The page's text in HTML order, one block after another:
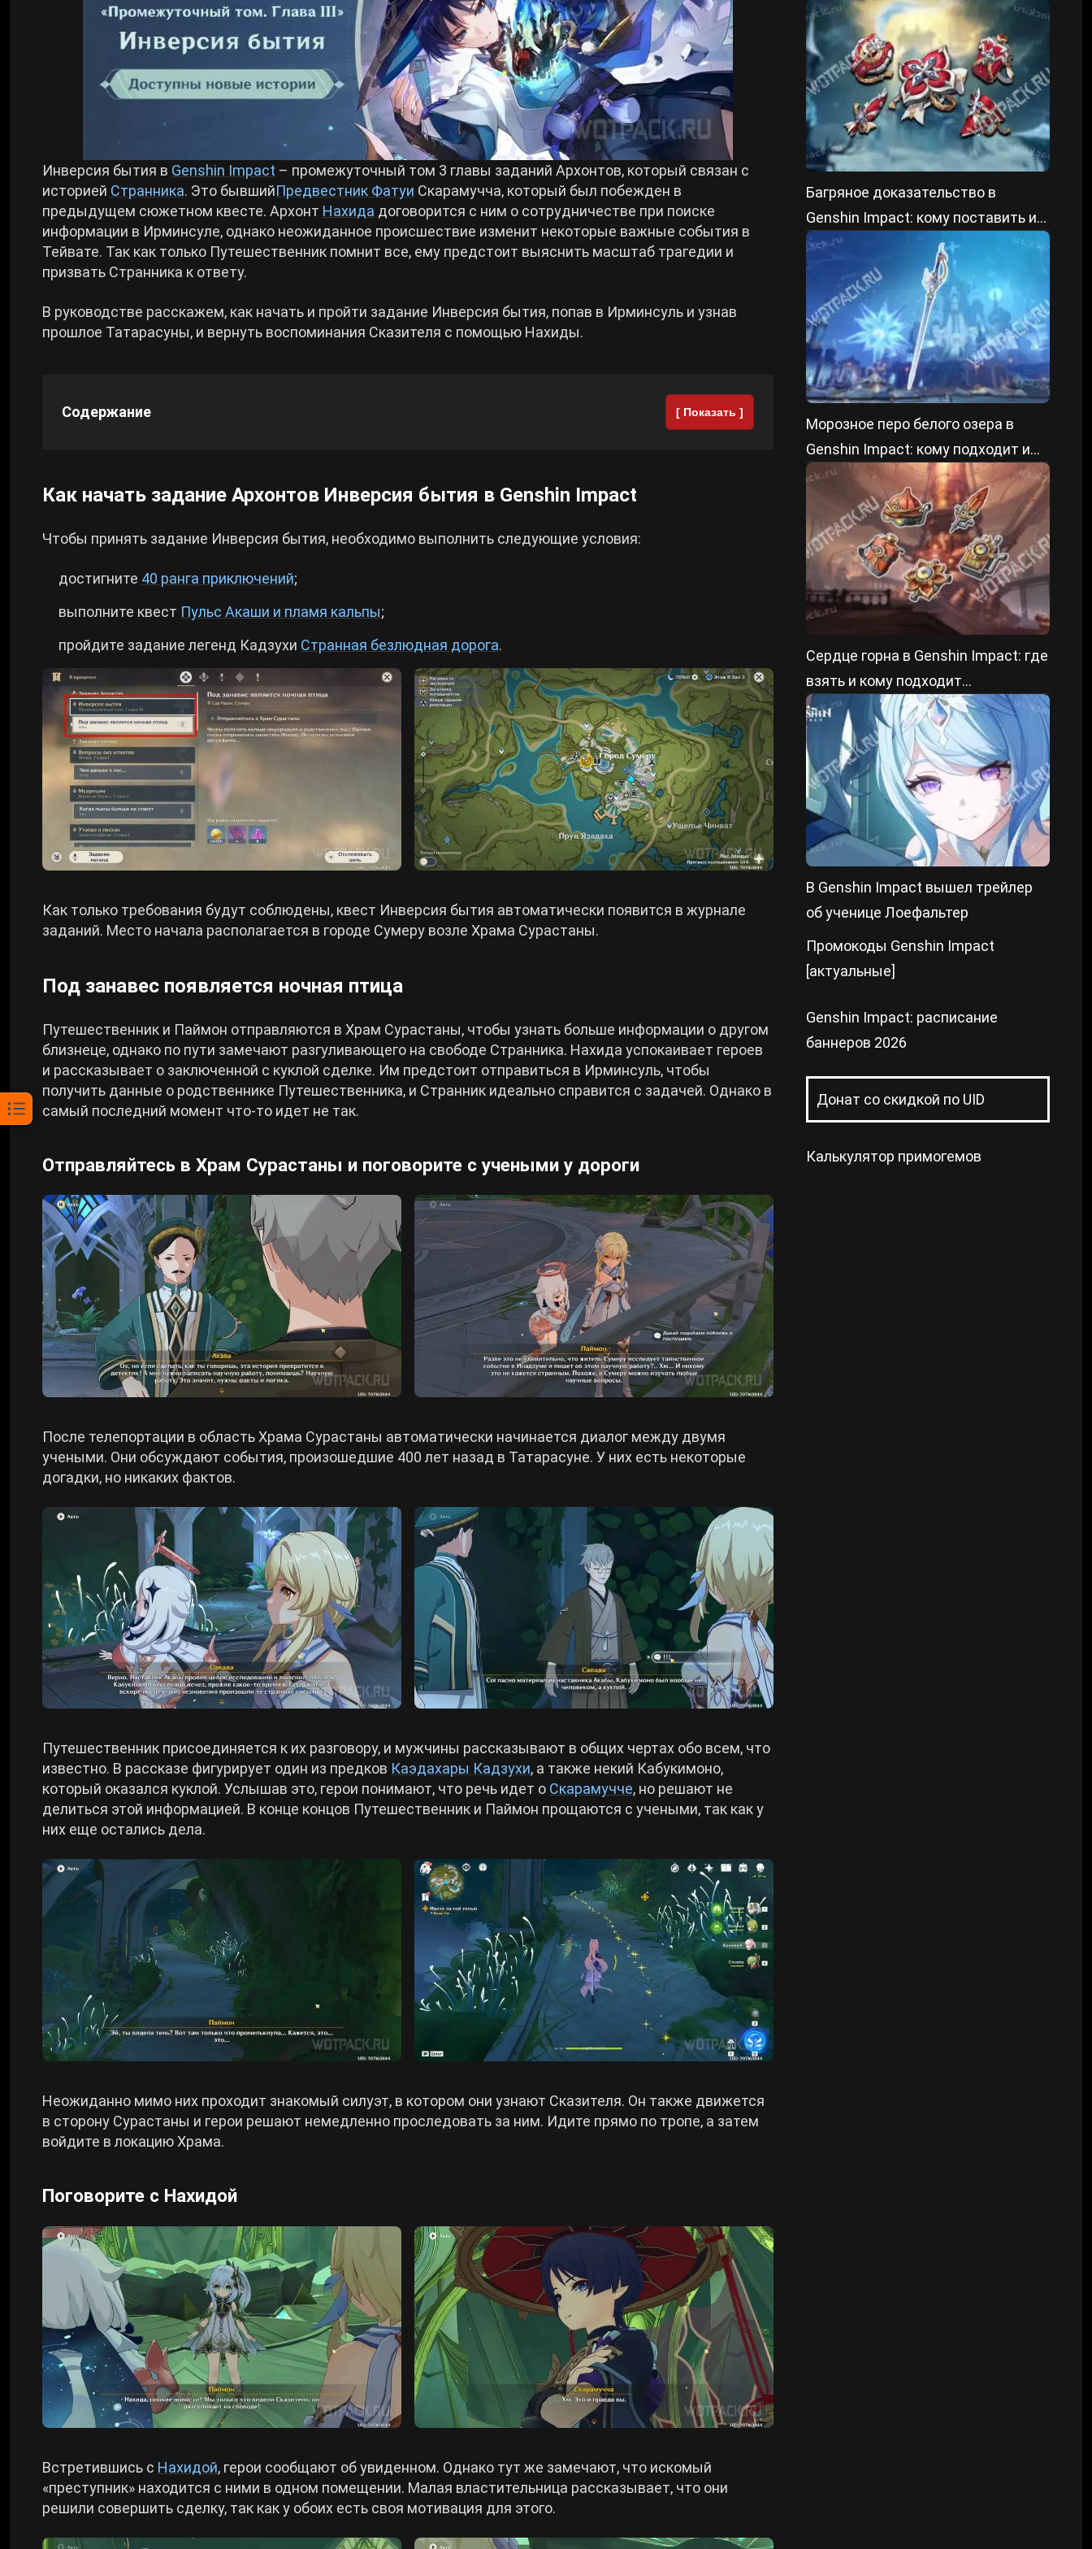
Crimson Desert
Zenless Zone Zero
Path of Exile 2
Wuthering Waves
Билды Arknights: Endfield
Билды Wuthering Waves
Билды Path of Exile 2
Инверсия бытия в Genshin Impact – промежуточный том 3 главы заданий Архонтов, который связан с
историей Странника. Это бывшийПредвестник Фатуи Скарамучча, который был побежден в
предыдущем сюжетном квесте. Архонт Нахида договорится с ним о сотрудничестве при поиске
информации в Ирминсуле, однако неожиданное происшествие изменит некоторые важные события в
Тейвате. Так как только Путешественник помнит все, ему предстоит выяснить масштаб трагедии и
призвать Странника к ответу.
В руководстве расскажем, как начать и пройти задание Инверсия бытия, попав в Ирминсуль и узнав
прошлое Татарасуны, и вернуть воспоминания Сказителя с помощью Нахиды.
Содержание [ Показать ]
Как начать задание Архонтов Инверсия бытия в Genshin Impact
Чтобы принять задание Инверсия бытия, необходимо выполнить следующие условия:
достигните 40 ранга приключений;
выполните квест Пульс Акаши и пламя кальпы;
пройдите задание легенд Кадзухи Странная безлюдная дорога.
Как только требования будут соблюдены, квест Инверсия бытия автоматически появится в журнале
заданий. Место начала располагается в городе Сумеру возле Храма Сурастаны.
Под занавес появляется ночная птица
Путешественник и Паймон отправляются в Храм Сурастаны, чтобы узнать больше информации о другом
близнеце, однако по пути замечают разгуливающего на свободе Странника. Нахида успокаивает героев
и рассказывает о заключенной с куклой сделке. Им предстоит отправиться в Ирминсуль, чтобы
получить данные о родственнике Путешественника, и Странник идеально справится с задачей. Однако в
самый последний момент что-то идет не так.
Отправляйтесь в Храм Сурастаны и поговорите с учеными у дороги
После телепортации в область Храма Сурастаны автоматически начинается диалог между двумя
учеными. Они обсуждают события, произошедшие 400 лет назад в Татарасуне. У них есть некоторые
догадки, но никаких фактов.
Путешественник присоединяется к их разговору, и мужчины рассказывают в общих чертах обо всем, что
известно. В рассказе фигурирует один из предков Каэдахары Кадзухи, а также некий Кабукимоно,
который оказался куклой. Услышав это, герои понимают, что речь идет о Скарамучче, но решают не
делиться этой информацией. В конце концов Путешественник и Паймон прощаются с учеными, так как у
них еще остались дела.
Неожиданно мимо них проходит знакомый силуэт, в котором они узнают Сказителя. Он также движется
в сторону Сурастаны и герои решают немедленно проследовать за ним. Идите прямо по тропе, а затем
войдите в локацию Храма.
Поговорите с Нахидой
Встретившись с Нахидой, герои сообщают об увиденном. Однако тут же замечают, что искомый
«преступник» находится с ними в одном помещении. Малая властительница рассказывает, что они
решили совершить сделку, так как у обоих есть своя мотивация для этого.
ГГ
Багряное доказательство в
Genshin Impact: кому поставить и
как получить
Морозное перо белого озера в
Genshin Impact: кому подходит и
как прокачать
Сердце горна в Genshin Impact: где
взять и кому подходит
саппортский сет
В Genshin Impact вышел трейлер
об ученице Лоефальтер
Промокоды Genshin Impact
[актуальные]
Genshin Impact: расписание
баннеров 2026
Донат со скидкой по UID
Калькулятор примогемов